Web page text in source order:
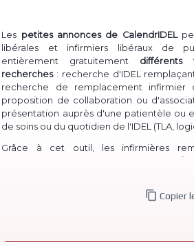
Les petites annonces de CalendrIDEL
libérales et infirmiers libéraux de
entièrement gratuitement
recherches: recherche d'IDEL
recherche de remplacement infirmier
proposition de collaboration ou
présentation auprès d'une patientèle ou
de soins ou du quotidien de l'IDEL (TLA,
Grâce à cet outil, les infirmières
consulter les annonces de
remplaçante et d'infirmier libéral
De même, des infirmières ou infirmiers
recherche de collaborateur
 Copier